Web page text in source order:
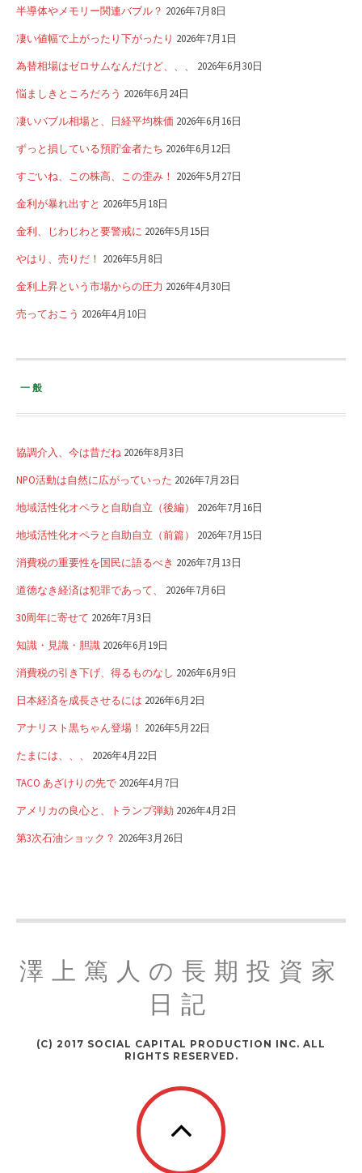
半導体やメモリー関連バブル？ 2026年7月8日
凄い値幅で上がったり下がったり 2026年7月1日
為替相場はゼロサムなんだけど、、、 2026年6月30日
悩ましきところだろう 2026年6月24日
凄いバブル相場と、日経平均株価 2026年6月16日
ずっと損している預貯金者たち 2026年6月12日
すごいね、この株高、この歪み！ 2026年5月27日
金利が暴れ出すと 2026年5月18日
金利、じわじわと要警戒に 2026年5月15日
やはり、売りだ！ 2026年5月8日
金利上昇という市場からの圧力 2026年4月30日
売っておこう 2026年4月10日
一般
協調介入、今は昔だね 2026年8月3日
NPO活動は自然に広がっていった 2026年7月23日
地域活性化オペラと自助自立（後編） 2026年7月16日
地域活性化オペラと自助自立（前篇） 2026年7月15日
消費税の重要性を国民に語るべき 2026年7月13日
道徳なき経済は犯罪であって、 2026年7月6日
30周年に寄せて 2026年7月3日
知識・見識・胆識 2026年6月19日
消費税の引き下げ、得るものなし 2026年6月9日
日本経済を成長させるには 2026年6月2日
アナリスト黒ちゃん登場！ 2026年5月22日
たまには、、、 2026年4月22日
TACO あざけりの先で 2026年4月7日
アメリカの良心と、トランプ弾劾 2026年4月2日
第3次石油ショック？ 2026年3月26日
澤上篤人の長期投資家
日記
(C) 2017 SOCIAL CAPITAL PRODUCTION INC. ALL
RIGHTS RESERVED.